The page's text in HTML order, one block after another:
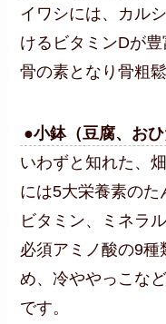
イワシには、カル
けるビタミンDが
骨の素となり骨粗
●小鉢（豆腐、おひ
いわずと知れた、
には5大栄養素のた
ビタミン、ミネラ
必須アミノ酸の9種
め、冷ややっこな
です。